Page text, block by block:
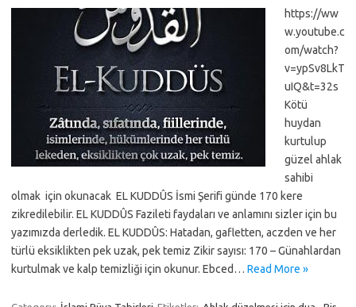
https://ww
w.youtube.c
om/watch?
v=ypSv8LkT
uIQ&t=32s
Kötü
huydan
kurtulup
güzel ahlak
sahibi
olmak için okunacak EL KUDDÛS İsmi Şerifi günde 170 kere
zikredilebilir. EL KUDDÛS Fazileti faydaları ve anlamını sizler için bu
yazımızda derledik. EL KUDDÛS: Hatadan, gafletten, aczden ve her
türlü eksiklikten pek uzak, pek temiz Zikir sayısı: 170 – Günahlardan
kurtulmak ve kalp temizliği için okunur. Ebced… Read More »